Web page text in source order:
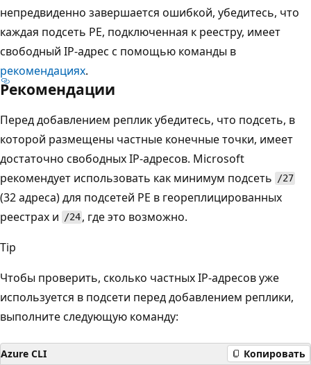
непредвиденно завершается ошибкой, убедитесь, что
каждая подсеть PE, подключенная к реестру, имеет
свободный IP-адрес с помощью команды в
рекомендациях.
Рекомендации
Перед добавлением реплик убедитесь, что подсеть, в
которой размещены частные конечные точки, имеет
достаточно свободных IP-адресов. Microsoft
рекомендует использовать как минимум подсеть /27
(32 адреса) для подсетей PE в геореплицированных
реестрах и /24 , где это возможно.
Tip
Чтобы проверить, сколько частных IP-адресов уже
используется в подсети перед добавлением реплики,
выполните следующую команду:
Azure CLI Копировать